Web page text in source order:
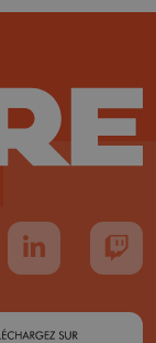
nous sur YouTube
Suivez-nous